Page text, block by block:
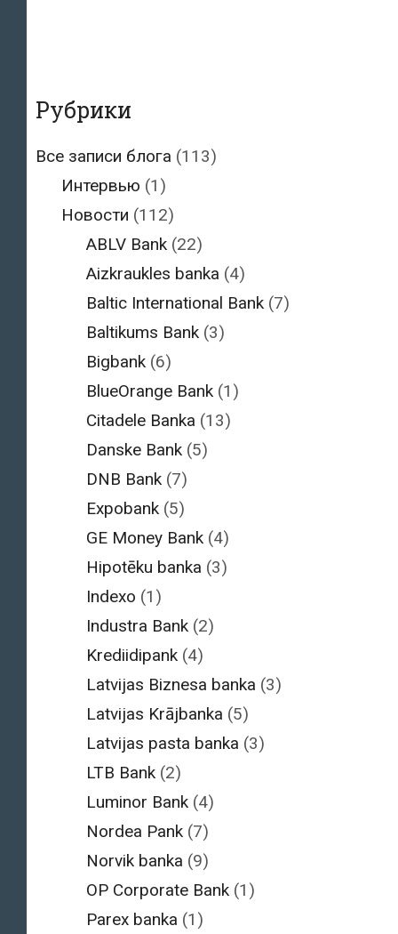
Рубрики
Все записи блога (113)
Интервью (1)
Новости (112)
ABLV Bank (22)
Aizkraukles banka (4)
Baltic International Bank (7)
Baltikums Bank (3)
Bigbank (6)
BlueOrange Bank (1)
Citadele Banka (13)
Danske Bank (5)
DNB Bank (7)
Expobank (5)
GE Money Bank (4)
Hipotēku banka (3)
Indexo (1)
Industra Bank (2)
Krediidipank (4)
Latvijas Biznesa banka (3)
Latvijas Krājbanka (5)
Latvijas pasta banka (3)
LTB Bank (2)
Luminor Bank (4)
Nordea Pank (7)
Norvik banka (9)
OP Corporate Bank (1)
Parex banka (1)